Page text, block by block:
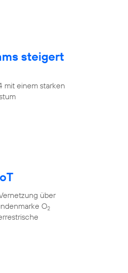
steigert
mit einem starken
über
O2